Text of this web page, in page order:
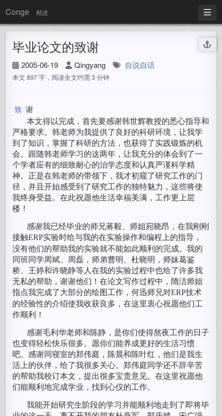
Conge 精进
毕业论文的致谢
2005-06-19 Qingyang 自说自话
本文 897 字，阅读全文约需 3 分钟
致 谢
本文得以完成，首先要感谢韩世辉教授的悉心指导和
严格要求。韩老师为我提供了良好的科研环境，让我学
到了知识，掌握了科研的方法，也获得了实践锻炼的机
会。跟随韩老师学习的这两年，让我充分的体会到了一
个学者应有的细致耐心的治学态度和认真严谨科学精
神。正是在韩老师的带领下，我才初窥了研究工作的门
径，并且开始感受到了研究工作的独特魅力，这些将使
我终身受益。在此祝愿他生活幸福美满，工作更上层
楼！
感谢我已经毕业的师兄蒋毅、师姐宛晓昂，在我刚刚
接触ERP实验时给与我的在实验操作和编程上的指导，
没有他们的帮助我的实验就不能如此顺利的完成。我的
同班同学周斌、周磊，师弟曹明、杜晓明，师妹葛鉴
桥、王婷和许晓静等人在我的实验过程中也给了许多我
无私的帮助，谢谢他们！在论文写作过程中，隋洁师姐
指点我完成了大部分的绘图工作，何迅师兄对ERP技术
的经验性的介绍使我收获良多，在这里衷心祝愿他们工
作顺利！
感谢毛利华老师和陈静，是你们使得熬夜工作的日子
也变得轻松快乐很多。愿你们能养成更好的生活习惯
吧。感谢同寝室的郑伟庭，陈晨和陈叶红，他们是我生
活上的伙伴，给了我很多关心。郑伟庭同学还不辞辛苦
的帮助我校订本文，提出很多宝贵意见。在这里祝愿他
们能顺利地完成学业，找到心仪的工作。
我能开始研究生阶段的学习并能顺利地走到了即将毕